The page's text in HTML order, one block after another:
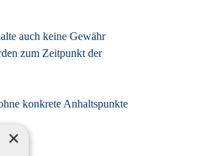
auch keine Gewähr
zum Zeitpunkt der
konkrete Anhaltspunkte
×